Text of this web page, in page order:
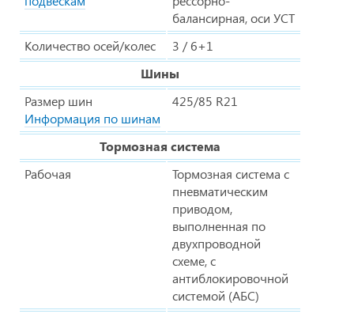
балансирная, оси УСТ
Количество осей/колес
3 / 6+1
Шины
Размер шин
Информация по шинам
425/85 R21
Тормозная система
Рабочая
Тормозная система с
пневматическим
приводом,
выполненная по
двухпроводной
схеме, с
антиблокировочной
системой (АБС)